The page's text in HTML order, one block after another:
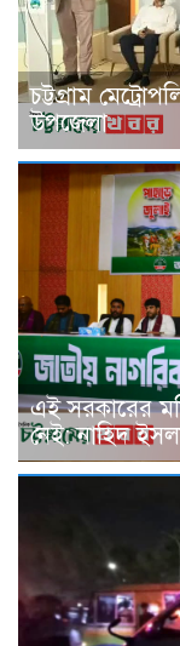
চট্টগ্রাম
উপজেলা
এই সরকারের
নেই: নাহিদ